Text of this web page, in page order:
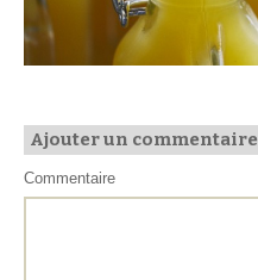
Ajouter un commentaire
Commentaire